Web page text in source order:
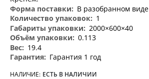
В разобранном виде
1
2000×600×40
0.113
19.4
Гарантия 1 год
НАЛИЧИЕ: ЕСТЬ В НАЛИЧИИ